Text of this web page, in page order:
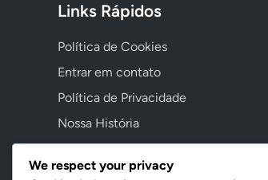
Links Rápidos
Política de Cookies
Entrar em contato
Política de Privacidade
Nossa História
Contrato de Usuário
We respect your privacy